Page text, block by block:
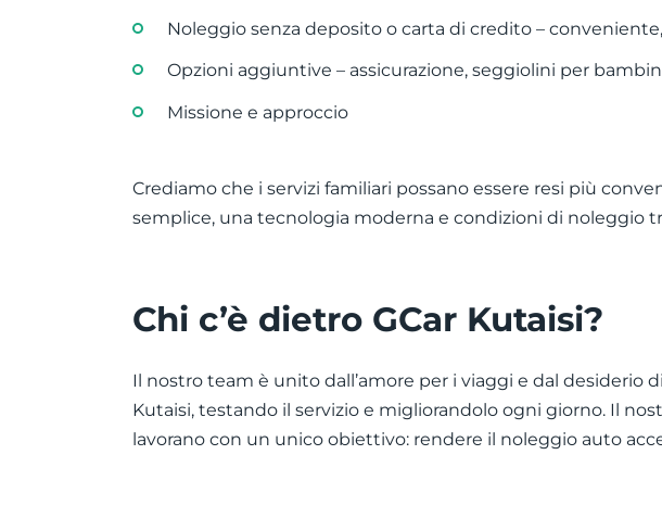
Noleggio senza deposito o carta di credito –
Opzioni aggiuntive – assicurazione, seggiolini per
Missione e approccio
Crediamo che i servizi familiari possano essere resi più
semplice, una tecnologia moderna e condizioni di noleggio
Chi c’è dietro GCar Kutaisi?
Il nostro team è unito dall’amore per i viaggi e dal
Kutaisi, testando il servizio e migliorandolo ogni giorno. Il
lavorano con un unico obiettivo: rendere il noleggio auto